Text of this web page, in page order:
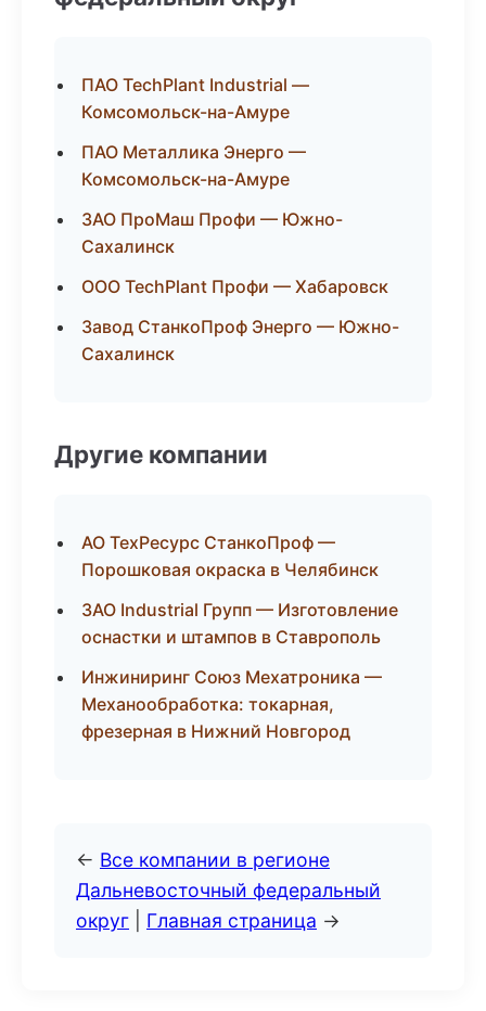
ПАО TechPlant Industrial —
Комсомольск-на-Амуре
ПАО Металлика Энерго —
Комсомольск-на-Амуре
ЗАО ПроМаш Профи — Южно-
Сахалинск
ООО TechPlant Профи — Хабаровск
Завод СтанкоПроф Энерго — Южно-
Сахалинск
Другие компании
АО ТехРесурс СтанкоПроф —
Порошковая окраска в Челябинск
ЗАО Industrial Групп — Изготовление
оснастки и штампов в Ставрополь
Инжиниринг Союз Мехатроника —
Механообработка: токарная,
фрезерная в Нижний Новгород
← Все компании в регионе
Дальневосточный федеральный
округ
Главная страница →